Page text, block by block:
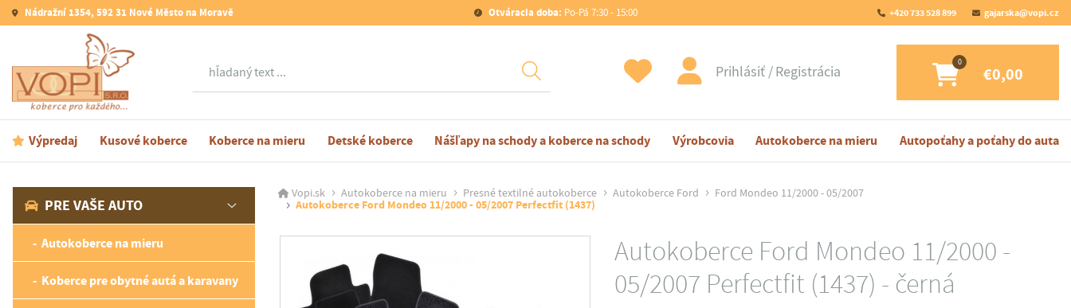
Nádražní 1354, 592 31 Nové Město na Moravě Otváracia doba: Po-Pá 7:30 - 15:00 +420 733 528 899 gajarska@vopi.cz
Hľadať
Prihlásiť Registrácia €0,00
Výpredaj Kusové koberce Koberce na mieru Detské koberce Nášľapy na schody a koberce na schody Výrobcovia Autokoberce na mieru Autopoťahy a poťahy do auta
PRE VAŠE AUTO
Autokoberce na mieru
Koberce pre obytné autá a karavany
Vopi.sk Autokoberce na mieru Presné textilné autokoberce Autokoberce Ford Ford Mondeo 11/2000 - 05/2007
Autokoberce Ford Mondeo 11/2000 - 05/2007 Perfectfit (1437)
Autokoberce Ford Mondeo 11/2000 -
05/2007 Perfectfit (1437) - černá